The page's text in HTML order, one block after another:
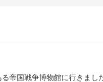
帝国戦争博物館に行きまし